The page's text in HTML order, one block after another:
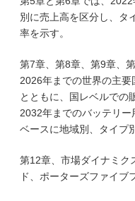
別に売上高を区分し、タ
率を示す。
第7章、第8章、第9章、
2026年までの世界の主
とともに、国レベルでの
2032年までのバッテリ
ベースに地域別、タイプ
第12章、市場ダイナミク
ド、ポーターズファイブ